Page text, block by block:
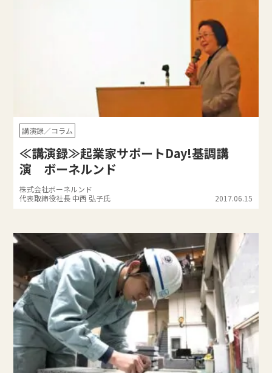
講演録／コラム
≪講演録≫起業家サポートDay!基調講
演 ボーネルンド
株式会社ボーネルンド
代表取締役社長 中西 弘子氏
2017.06.15